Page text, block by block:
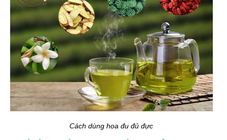
Cách dùng hoa đu đủ đực